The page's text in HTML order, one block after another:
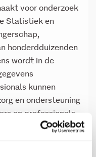
voor onderzoek
Statistiek en
honderdduizenden
wordt in de
kunnen
en ondersteuning
en professionals
open source
dat eenvoudig te